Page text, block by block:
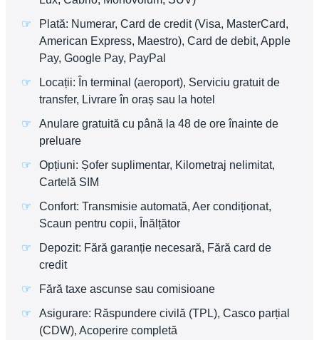
Plată: Numerar, Card de credit (Visa, MasterCard,
American Express, Maestro), Card de debit, Apple
Pay, Google Pay, PayPal
Locații: În terminal (aeroport), Serviciu gratuit de
transfer, Livrare în oraș sau la hotel
Anulare gratuită cu până la 48 de ore înainte de
preluare
Opțiuni: Șofer suplimentar, Kilometraj nelimitat,
Cartelă SIM
Confort: Transmisie automată, Aer condiționat,
Scaun pentru copii, Înălțător
Depozit: Fără garanție necesară, Fără card de
credit
Fără taxe ascunse sau comisioane
Asigurare: Răspundere civilă (TPL), Casco parțial
(CDW), Acoperire completă